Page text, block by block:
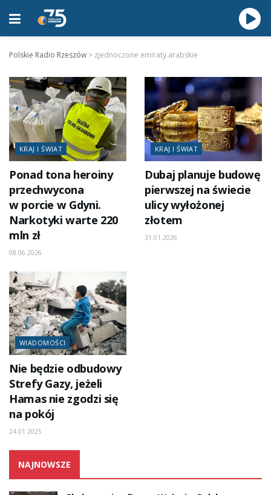
Polskie Radio Rzeszów > zjednoczone emiraty arabskie
KRAJ I ŚWIAT
Ponad tona heroiny
przechwycona
w porcie w Gdyni.
Narkotyki warte 220
mln zł
08.06.2026
KRAJ I ŚWIAT
Dubaj planuje budowę
pierwszej na świecie
ulicy wyłożonej
złotem
31.01.2026
WIADOMOŚCI
Nie będzie odbudowy
Strefy Gazy, jeżeli
Hamas nie zgodzi się
na pokój
24.01.2025
NAJNOWSZE